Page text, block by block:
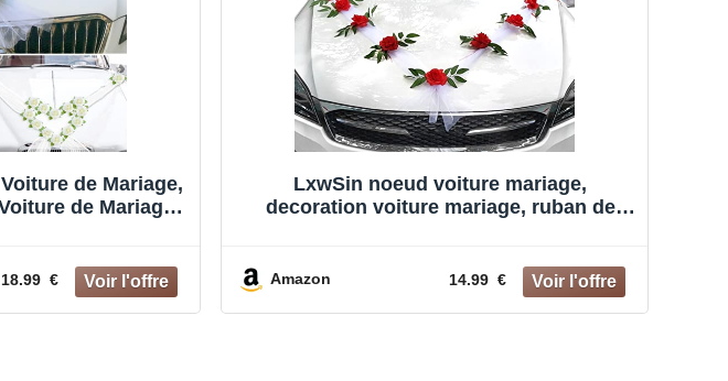
de Mariage,
de Mariage,
& Ruban
18.99 €
LxwSin noeud voiture mariage,
decoration voiture mariage, ruban de
décoration décoration de fête de mariage
Amazon 14.99 €